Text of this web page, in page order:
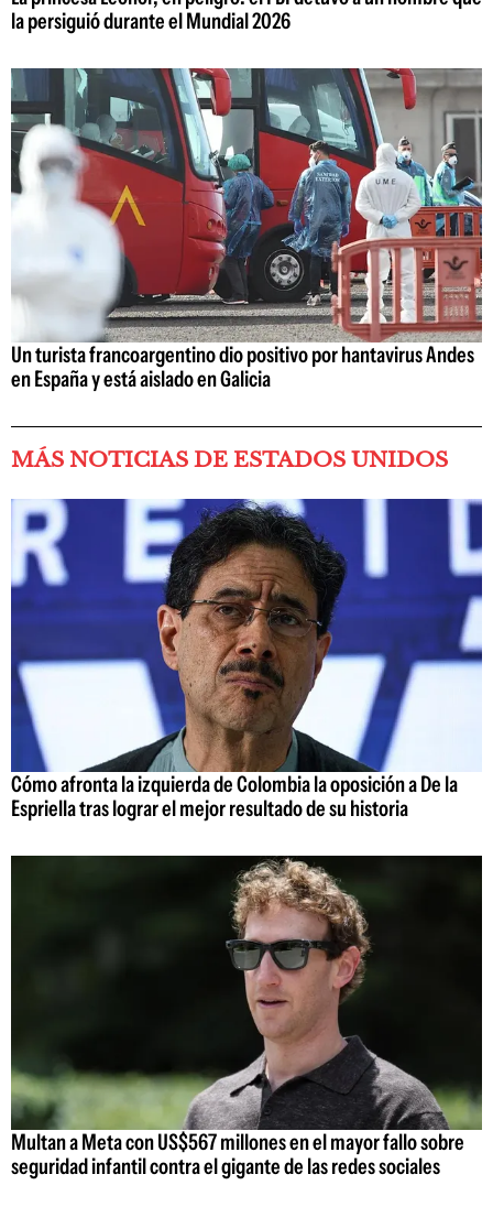
la persiguió durante el Mundial 2026
Un turista francoargentino dio positivo por hantavirus Andes
en España y está aislado en Galicia
MÁS NOTICIAS DE ESTADOS UNIDOS
Cómo afronta la izquierda de Colombia la oposición a De la
Espriella tras lograr el mejor resultado de su historia
Multan a Meta con US$567 millones en el mayor fallo sobre
seguridad infantil contra el gigante de las redes sociales